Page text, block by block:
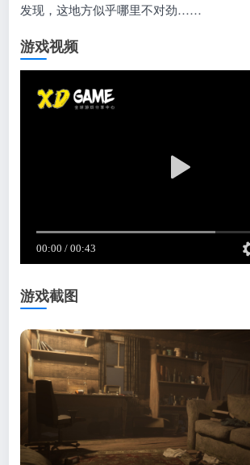
发现，这地方似乎哪里不对劲……
游戏视频
游戏截图